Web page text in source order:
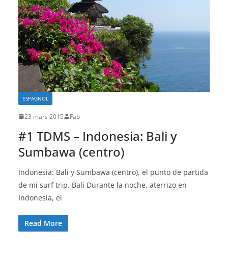
ESPAGNOL
23 mars 2015 Fab
#1 TDMS – Indonesia: Bali y
Sumbawa (centro)
Indonesia: Bali y Sumbawa (centro), el punto de partida
de mi surf trip. Bali Durante la noche, aterrizo en
Indonesia, el
Read More